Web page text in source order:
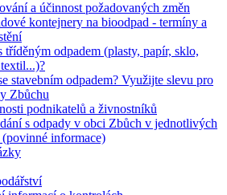
a účinnost požadovaných změn
kontejnery na bioodpad - termíny a
tříděným odpadem (plasty, papír, sklo,
stavebním odpadem? Využijte slevu pro
Zbůchu
podnikatelů a živnostníků
s odpady v obci Zbůch v jednotlivých
(povinné informace)